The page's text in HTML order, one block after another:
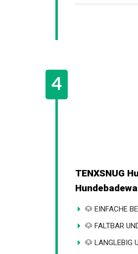
TENXSNUG
🐶 EINFACHE
🐶 FALTBAR
🐶 LANGLEBIG